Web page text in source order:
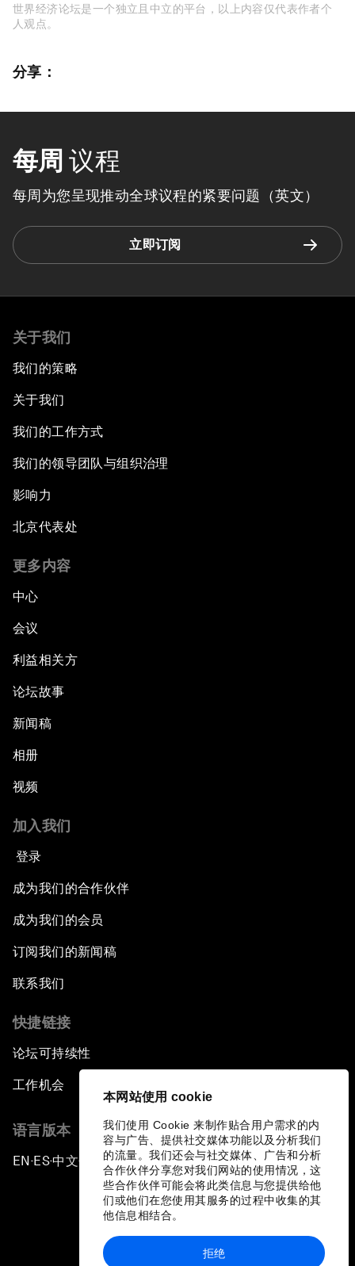
本网站使用 cookie
我们使用 Cookie 来制作贴合用户需求的内
容与广告、提供社交媒体功能以及分析我们
的流量。我们还会与社交媒体、广告和分析
合作伙伴分享您对我们网站的使用情况，这
些合作伙伴可能会将此类信息与您提供给他
们或他们在您使用其服务的过程中收集的其
他信息相结合。
拒绝
世界经济论坛是一个独立且中立的平台，以上内容仅代表作者个
人观点。
分享：
每周 议程
每周为您呈现推动全球议程的紧要问题（英文）
立即订阅
关于我们
我们的策略
关于我们
我们的工作方式
我们的领导团队与组织治理
影响力
北京代表处
更多内容
中心
会议
利益相关方
论坛故事
新闻稿
相册
视频
加入我们
登录
成为我们的合作伙伴
成为我们的会员
订阅我们的新闻稿
联系我们
快捷链接
论坛可持续性
工作机会
语言版本
EN ▪ES▪中文▪ 日本語